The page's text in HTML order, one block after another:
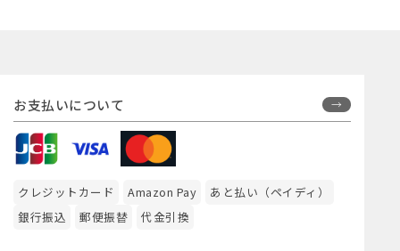
お支払いについて
クレジットカード Amazon Pay
あと払い（ペイディ）
銀行振込
郵便振替 代金引換